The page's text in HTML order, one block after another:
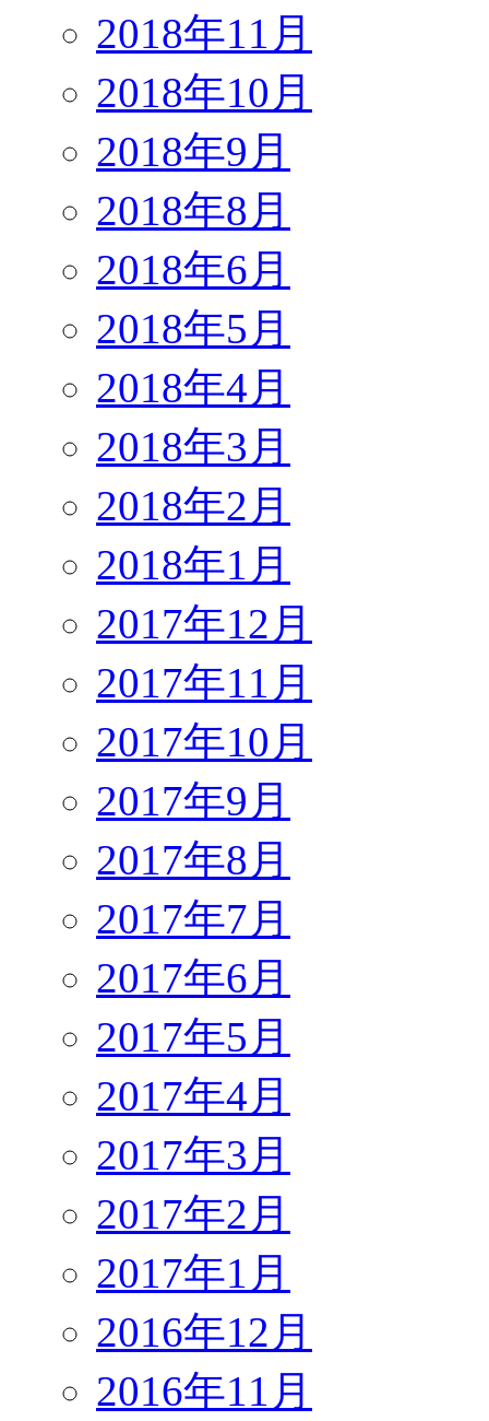
2018年11月
2018年10月
2018年9月
2018年8月
2018年6月
2018年5月
2018年4月
2018年3月
2018年2月
2018年1月
2017年12月
2017年11月
2017年10月
2017年9月
2017年8月
2017年7月
2017年6月
2017年5月
2017年4月
2017年3月
2017年2月
2017年1月
2016年12月
2016年11月